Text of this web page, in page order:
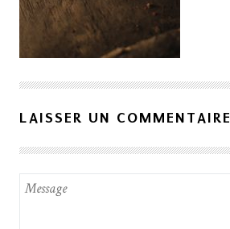
LAISSER UN COMMENTAIRE